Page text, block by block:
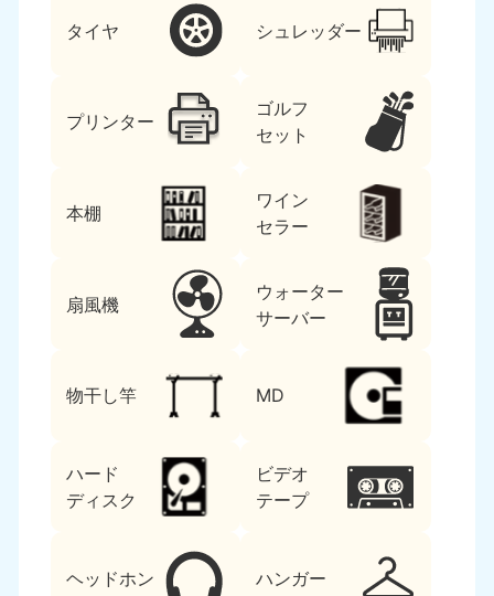
タイヤ シュレッダー
プリンター
ゴルフ
セット
本棚
ワイン
セラー
扇風機
ウォーター
サーバー
物干し竿 MD
ハード
ディスク
ビデオ
テープ
ヘッドホン ハンガー